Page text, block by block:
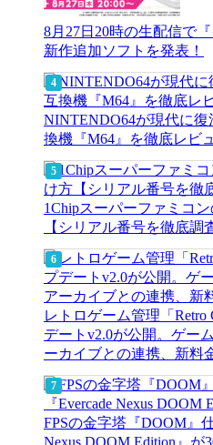
8月27日20時の生配信で
新作追加ソフトを発表！
NINTENDO64が現代に復
換機『M64』を徹底レビ
1Chipスーパーファミコ
【シリアル番号を徹底調
レトロゲーム管理「Retro
デートv2.0が公開。ゲー
ーカイブとの連携、新料
FPSの金字塔『DOOM』
Nexus DOOM Edition』が